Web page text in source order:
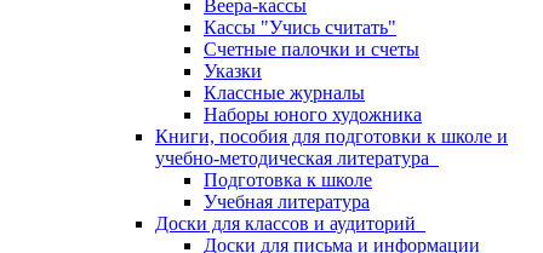
Веера-кассы
Кассы "Учись считать"
Счетные палочки и счеты
Указки
Классные журналы
Наборы юного художника
Книги, пособия для подготовки к школе и
учебно-методическая литература
Подготовка к школе
Учебная литература
Доски для классов и аудиторий
Доски для письма и информации